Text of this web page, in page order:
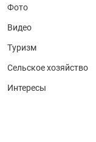
Фото
Видео
Туризм
Сельское хозяйство
Интересы